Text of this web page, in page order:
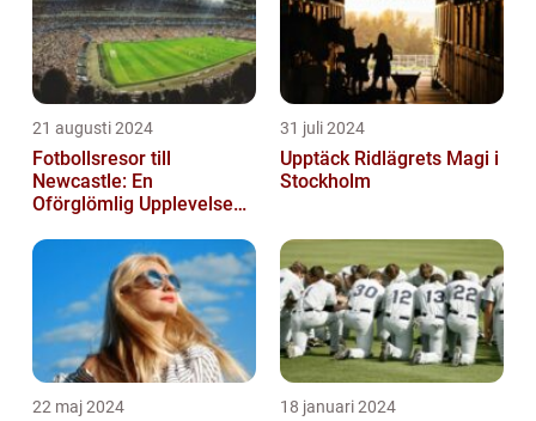
21 augusti 2024
Fotbollsresor till
Newcastle: En
Oförglömlig Upplevelse
31 juli 2024
Upptäck Ridlägrets Magi i
Stockholm
22 maj 2024 18 januari 2024